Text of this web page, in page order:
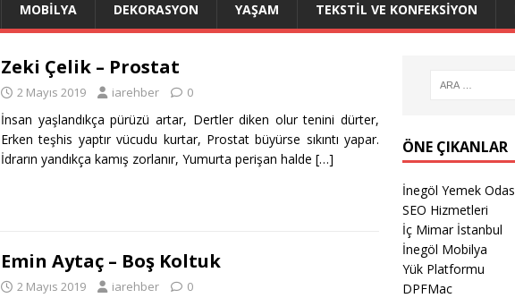
MOBILYA DEKORASYON YAŞAM TEKSTIL VE KONFEKSIYON
Zeki Çelik – Prostat
2 Mayıs 2019 iarehber 0
İnsan yaşlandıkça pürüzü artar, Dertler diken olur tenini dürter,
Erken teşhis yaptır vücudu kurtar, Prostat büyürse sıkıntı yapar.
İdrarın yandıkça kamış zorlanır, Yumurta perişan halde […]
Emin Aytaç – Boş Koltuk
2 Mayıs 2019 iarehber 0
ÖNE ÇIKANLAR
İnegöl Yemek
SEO Hizmetleri
İç Mimar İstanbul
İnegöl Mobilya
Yük Platformu
DPFMac